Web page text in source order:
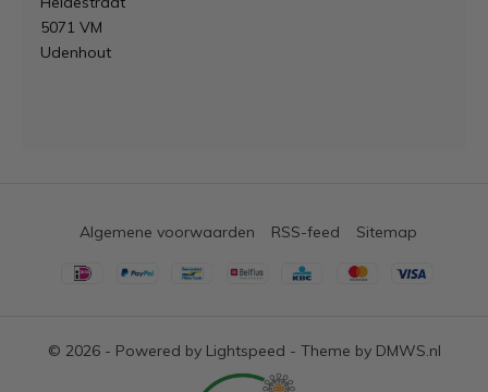
5071 VM
Udenhout
© 2026 - Powered by Lightspeed - Theme by DMWS.nl
Algemene voorwaarden RSS-feed Sitemap